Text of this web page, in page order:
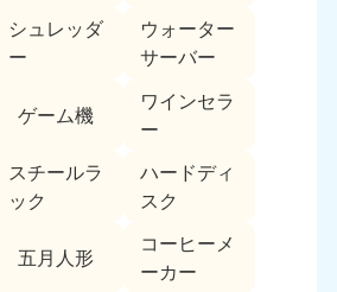
シュレッダ
ー
ウォーター
サーバー
ゲーム機
ワインセラ
ー
スチールラ
ック
ハードディ
スク
五月人形
コーヒーメ
ーカー
休
050-1881-5276
9:00〜19:00 年中無休
無休 9:00〜19:00 年中無休
休
050-1881-5272
9:00〜19:00 年中無休